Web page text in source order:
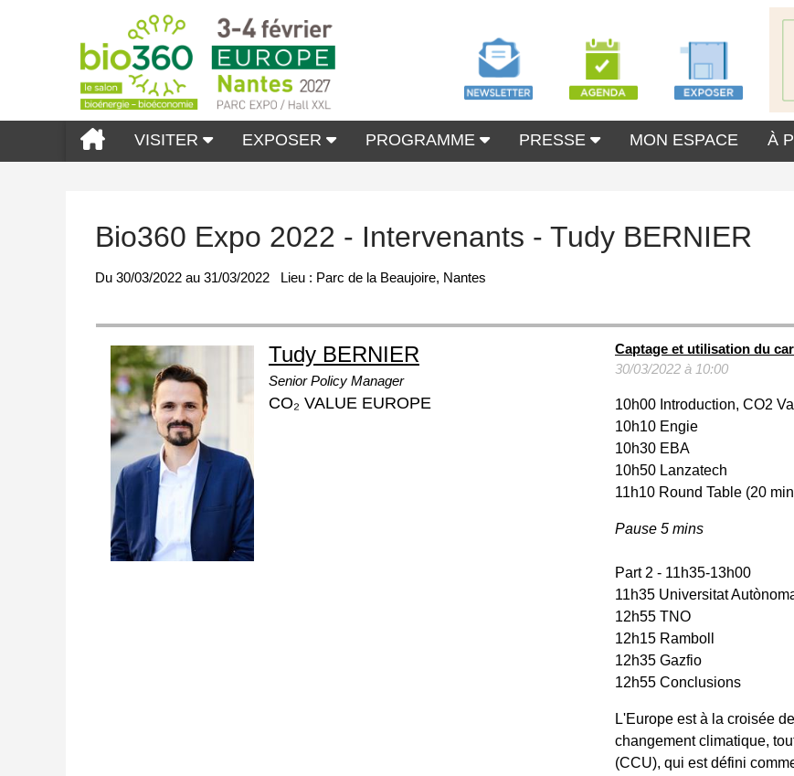
VISITER EXPOSER PROGRAMME PRESSE MON ESPACE À
Bio360 Expo 2022 - Intervenants - Tudy BERNIER
Du 30/03/2022 au 31/03/2022 Lieu : Parc de la Beaujoire, Nantes
Tudy BERNIER
Senior Policy Manager
CO₂ VALUE EUROPE
Captage et utilisation du
30/03/2022 à 10:00
10h00 Introduction, CO2
10h10 Engie
10h30 EBA
10h50 Lanzatech
11h10 Round Table (20
Pause 5 mins
Part 2 - 11h35-13h00
11h35 Universitat
12h55 TNO
12h15 Ramboll
12h35 Gazfio
12h55 Conclusions
L'Europe est à la croisée
changement climatique,
(CCU), qui est défini